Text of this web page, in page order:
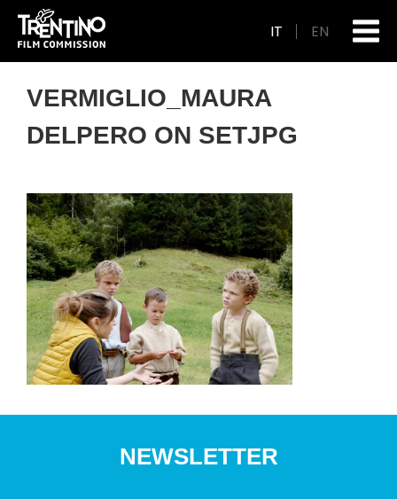
IT EN
VERMIGLIO_MAURA
DELPERO ON SETJPG
NEWSLETTER